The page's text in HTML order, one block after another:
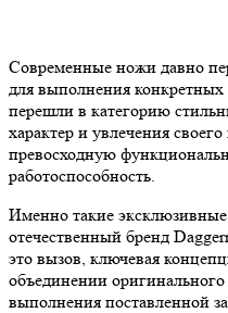
Современные ножи давно
для выполнения
перешли в категорию
характер и увлечения
превосходную
работоспособность.
Именно такие
отечественный бренд
это вызов, ключевая
объединении
выполнения поставленной